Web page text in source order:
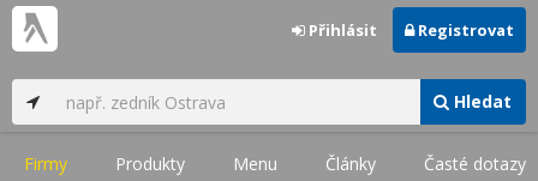
Hledat
Přihlásit Registrovat
Firmy Produkty Menu Články Časté dotazy